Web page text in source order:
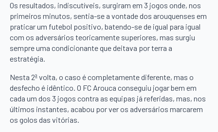
Os resultados, indiscutíveis, surgiram em 3 jogos onde, nos
primeiros minutos, sentia-se a vontade dos arouquenses em
praticar um futebol positivo, batendo-se de igual para igual
com os adversários teoricamente superiores, mas surgiu
sempre uma condicionante que deitava por terra a
estratégia.
Nesta 2ª volta, o caso é completamente diferente, mas o
desfecho é idêntico. O FC Arouca conseguiu jogar bem em
cada um dos 3 jogos contra as equipas já referidas, mas, nos
últimos instantes, acabou por ver os adversários marcarem
os golos das vitórias.